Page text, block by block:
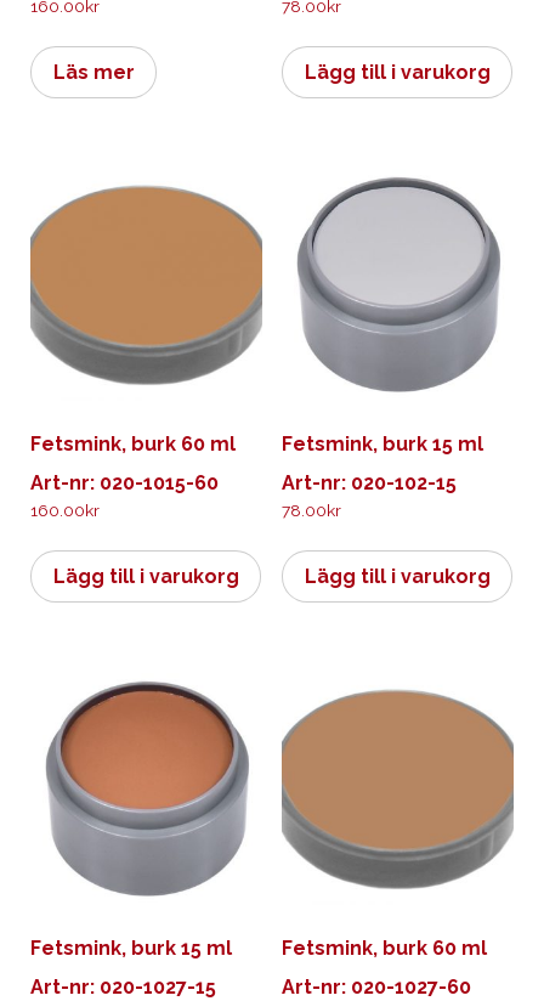
160.00kr
Läs mer
78.00kr
Lägg till i varukorg
Fetsmink, burk 60 ml
Art-nr: 020-1015-60
160.00kr
Lägg till i varukorg
Fetsmink, burk 15 ml
Art-nr: 020-102-15
78.00kr
Lägg till i varukorg
Fetsmink, burk 15 ml
Art-nr: 020-1027-15
Fetsmink, burk 60 ml
Art-nr: 020-1027-60